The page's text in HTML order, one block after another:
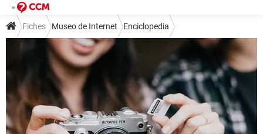
Fiches Museo de Internet Enciclopedia